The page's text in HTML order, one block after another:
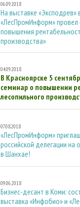
06.09.2018
На выставке «Эксподрев»
«ЛесПромИнформ» провел
повышения
производства»
04.09.2018
В Красноярске 5
семинар о повышении
лесопильного
07.08.2018
«ЛесПромИнформ»
российской делегации на
в Шанхае!
09.06.2018
Бизнес-десант в Коми:
выставка «Инфобио» и